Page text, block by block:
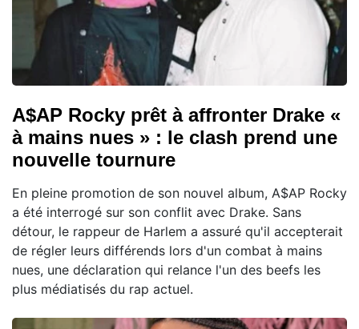
A$AP Rocky prêt à affronter Drake «
à mains nues » : le clash prend une
nouvelle tournure
En pleine promotion de son nouvel album, A$AP Rocky
a été interrogé sur son conflit avec Drake. Sans
détour, le rappeur de Harlem a assuré qu'il accepterait
de régler leurs différends lors d'un combat à mains
nues, une déclaration qui relance l'un des beefs les
plus médiatisés du rap actuel.